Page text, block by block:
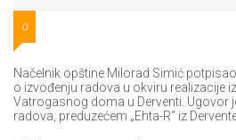
0
Načelnik opštine Milorad Simić
o izvođenju radova u okviru realizacije
Vatrogasnog doma u Derventi. Ugovor
radova, preduzećem „Ehta-R“ iz